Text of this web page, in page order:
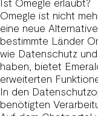
Omegle ist nicht
eine neue
bestimmte Länder
wie Datenschutz
haben, bietet
erweiterten
In den
benötigten